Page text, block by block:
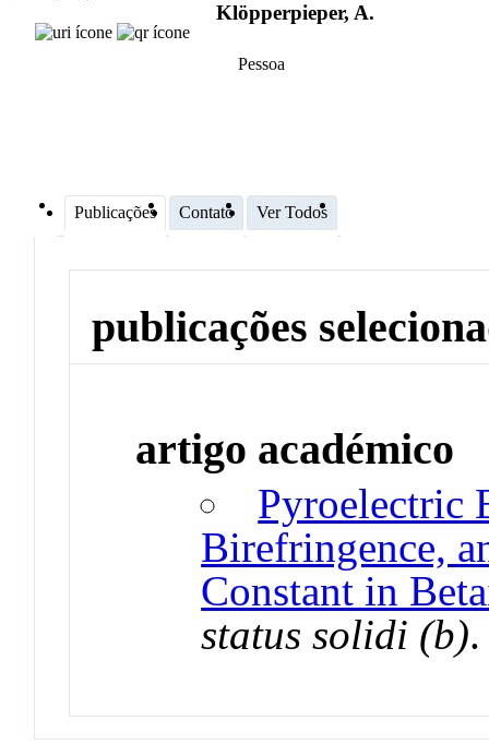
Klöpperpieper, A.
Pessoa
Publicações Contato Ver Todos
publicações
artigo académico
Pyroelectric
Birefringence,
Constant in
status solidi (b)